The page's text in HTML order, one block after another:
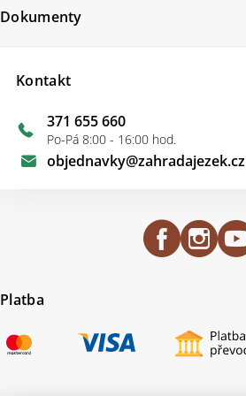
Kontakt
objednavky@zahradajezek.cz
371 655 660
Po-Pá 8:00 - 16:00 hod.
Dokumenty
Platba